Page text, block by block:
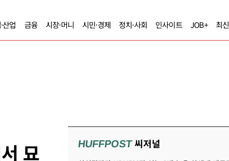
산업 금융 시장·머니 시민·경제 정치·사회 인사이트 JOB+ 최
묘
HUFFPOST씨저널